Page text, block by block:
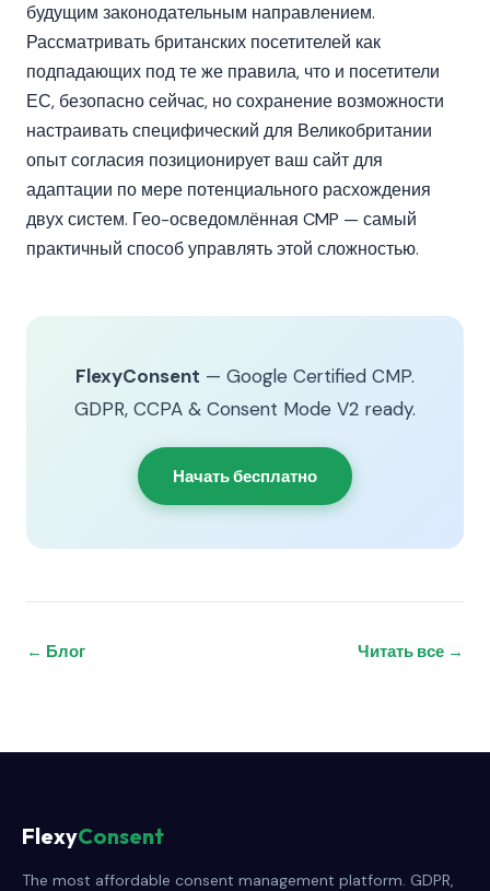
будущим законодательным направлением.
Рассматривать британских посетителей как
подпадающих под те же правила, что и посетители
ЕС, безопасно сейчас, но сохранение возможности
настраивать специфический для Великобритании
опыт согласия позиционирует ваш сайт для
адаптации по мере потенциального расхождения
двух систем. Гео-осведомлённая CMP — самый
практичный способ управлять этой сложностью.
FlexyConsent — Google Certified CMP.
GDPR, CCPA & Consent Mode V2 ready.
Начать бесплатно
← Блог Читать все →
FlexyConsent
The most affordable consent management platform. GDPR,